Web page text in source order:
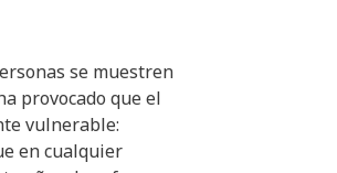
se muestren
provocado que el
vulnerable:
en cualquier